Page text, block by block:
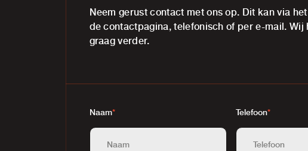
Neem gerust contact met ons op. Dit kan via
de contactpagina, telefonisch of per e-mail. Wij
graag verder.
Naam* Telefoon*